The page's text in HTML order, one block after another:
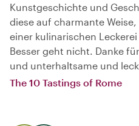
Kunstgeschichte und
diese auf charmante
einer kulinarischen
Besser geht nicht. Danke
und unterhaltsame und
The 10 Tastings of Rome